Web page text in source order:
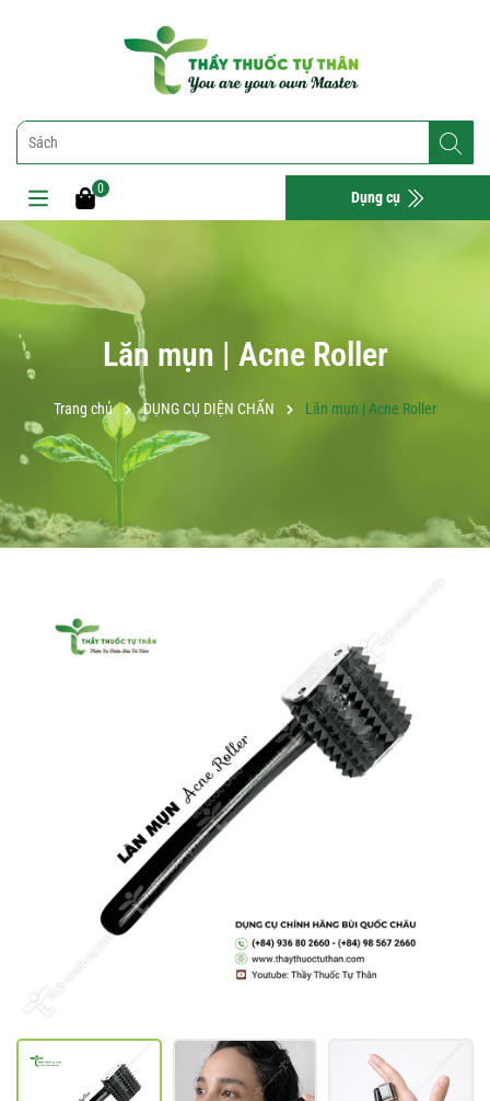
0 Dụng cụ
Lăn mụn | Acne Roller
Trang chủ DỤNG CỤ DIỆN CHẨN Lăn mụn | Acne Roller